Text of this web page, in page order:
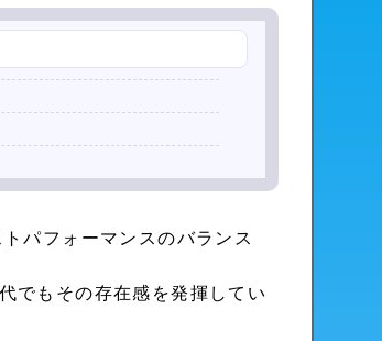
パフォーマンスのバランス
でもその存在感を発揮してい